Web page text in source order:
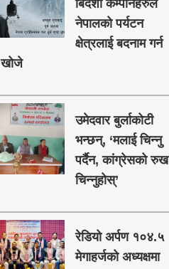
बिदेशी कम्पनिहरुले
नेपालको पर्यटन
क्षेत्रलाई बदनाम गर्न
खोजे
उमेदवार बुर्लाकोटी
भन्छन्, ‘मलाई चिन्नु
पर्दैन, कांग्रेसको रुख
चिन्नुहोस्’
रेडियो अर्पण १०४.५
मेगाहर्जको अध्यक्षमा